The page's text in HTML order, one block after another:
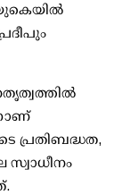
യുകെയില്‍
പ്രതിബദ്ധത,